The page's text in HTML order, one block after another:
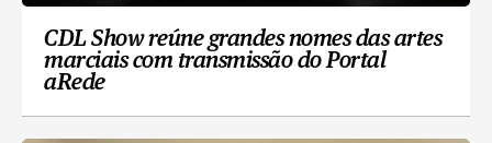
CDL Show reúne grandes nomes das artes
marciais com transmissão do Portal
aRede